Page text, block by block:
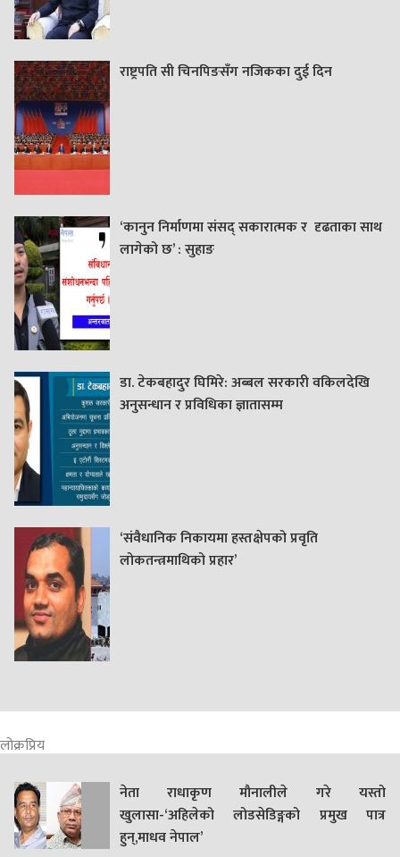
राष्ट्रपति सी चिनपिङसँग नजिकका दुई दिन
‘कानुन निर्माणमा संसद् सकारात्मक र दृढताका साथ
लागेको छ’ : सुहाङ
डा. टेकबहादुर घिमिरे: अब्बल सरकारी वकिलदेखि
अनुसन्धान र प्रविधिका ज्ञातासम्म
‘संवैधानिक निकायमा हस्तक्षेपको प्रवृति
लोकतन्त्रमाथिको प्रहार’
लोक्रप्रिय
नेता राधाकृण मौनालीले गरे यस्तो
खुलासा-‘अहिलेको लोडसेडिङ्गको प्रमुख पात्र
हुन्,माधव नेपाल’